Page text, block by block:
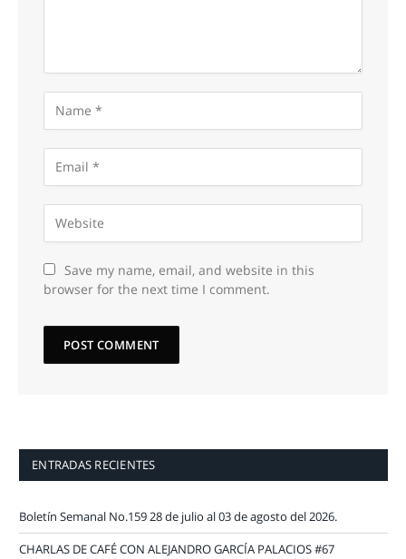
Save my name, email, and website in this
browser for the next time I comment.
ENTRADAS RECIENTES
Boletín Semanal No.159 28 de julio al 03 de agosto del 2026.
CHARLAS DE CAFÉ CON ALEJANDRO GARCÍA PALACIOS #67